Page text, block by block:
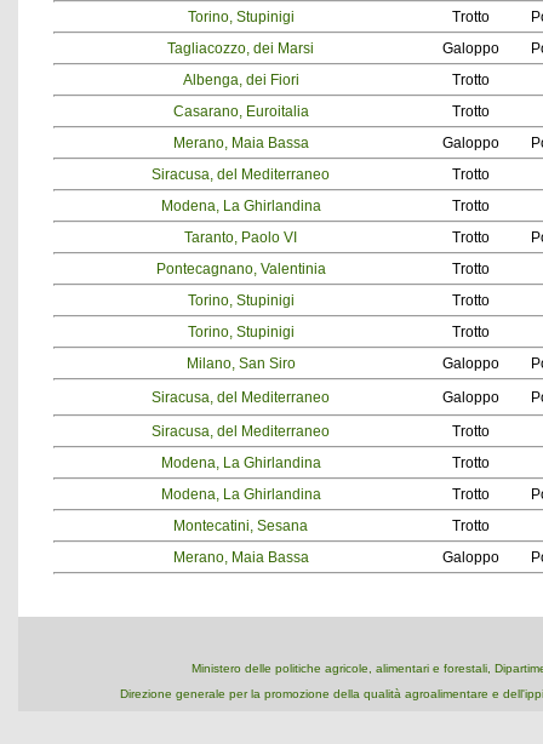
Torino, Stupinigi
Trotto
Tagliacozzo, dei Marsi
Galoppo
Albenga, dei Fiori
Trotto
Casarano, Euroitalia
Trotto
Merano, Maia Bassa
Galoppo
Siracusa, del Mediterraneo
Trotto
Modena, La Ghirlandina
Trotto
Taranto, Paolo VI
Trotto
Pontecagnano, Valentinia
Trotto
Torino, Stupinigi
Trotto
Torino, Stupinigi
Trotto
Milano, San Siro
Galoppo
Siracusa, del Mediterraneo
Galoppo
Siracusa, del Mediterraneo
Trotto
Modena, La Ghirlandina
Trotto
Modena, La Ghirlandina
Trotto
Montecatini, Sesana
Trotto
Merano, Maia Bassa
Galoppo
Ministero delle politiche agricole, alimentari e forestali,
Direzione generale per la promozione della qualità agroalimentare e